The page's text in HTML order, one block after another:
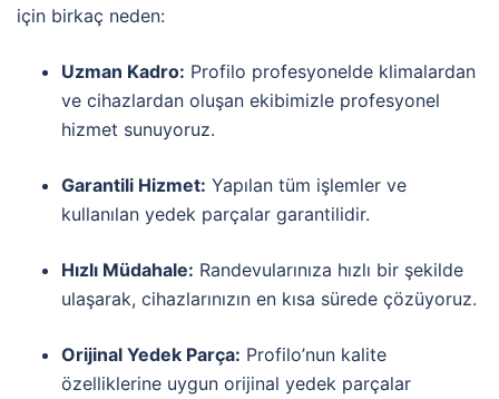
için birkaç neden:
Uzman Kadro: Profilo profesyonelde klimalardan
ve cihazlardan oluşan ekibimizle profesyonel
hizmet sunuyoruz.
Garantili Hizmet: Yapılan tüm işlemler ve
kullanılan yedek parçalar garantilidir.
Hızlı Müdahale: Randevularınıza hızlı bir şekilde
ulaşarak, cihazlarınızın en kısa sürede çözüyoruz.
Orijinal Yedek Parça: Profilo’nun kalite
özelliklerine uygun orijinal yedek parçalar